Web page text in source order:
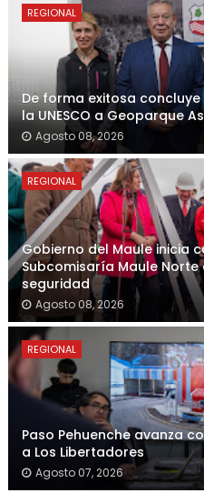
REGIONAL
De forma exitosa
la UNESCO a Geoparque
Agosto 08, 2026
REGIONAL
Gobierno del Maule inicia
Subcomisaría Maule
seguridad
Agosto 08, 2026
REGIONAL
Paso Pehuenche avanza
a Los Libertadores
Agosto 07, 2026